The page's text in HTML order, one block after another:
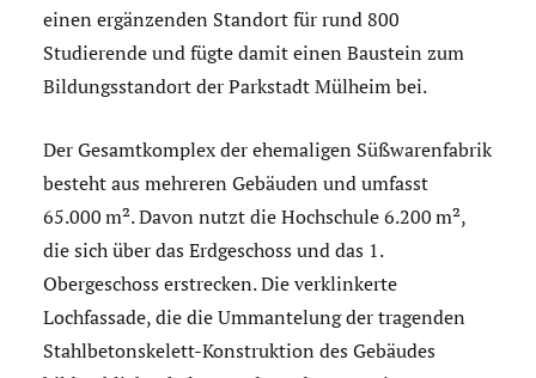
einen ergänzenden Standort für rund 800
Studierende und fügte damit einen Baustein zum
Bildungsstandort der Parkstadt Mülheim bei.
Der Gesamtkomplex der ehemaligen Süßwarenfabrik
besteht aus mehreren Gebäuden und umfasst
65.000 m². Davon nutzt die Hochschule 6.200 m²,
die sich über das Erdgeschoss und das 1.
Obergeschoss erstrecken. Die verklinkerte
Lochfassade, die die Ummantelung der tragenden
Stahlbetonskelett-Konstruktion des Gebäudes